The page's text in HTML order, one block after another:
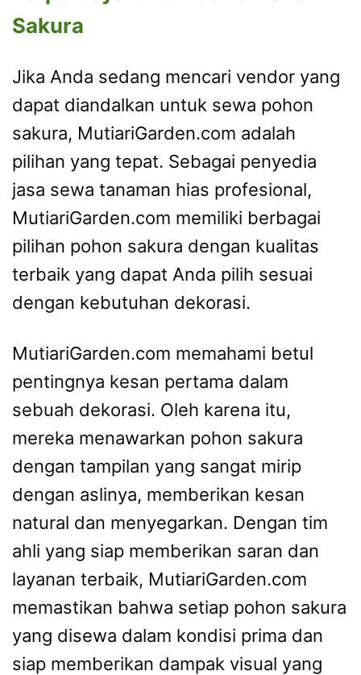
Sakura
Jika Anda sedang mencari vendor yang
dapat diandalkan untuk sewa pohon
sakura, MutiariGarden.com adalah
pilihan yang tepat. Sebagai penyedia
jasa sewa tanaman hias profesional,
MutiariGarden.com memiliki berbagai
pilihan pohon sakura dengan kualitas
terbaik yang dapat Anda pilih sesuai
dengan kebutuhan dekorasi.
MutiariGarden.com memahami betul
pentingnya kesan pertama dalam
sebuah dekorasi. Oleh karena itu,
mereka menawarkan pohon sakura
dengan tampilan yang sangat mirip
dengan aslinya, memberikan kesan
natural dan menyegarkan. Dengan tim
ahli yang siap memberikan saran dan
layanan terbaik, MutiariGarden.com
memastikan bahwa setiap pohon sakura
yang disewa dalam kondisi prima dan
siap memberikan dampak visual yang